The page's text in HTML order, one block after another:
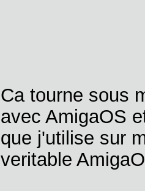
Ca tourne sous
avec AmigaOS
que j'utilise sur
veritable